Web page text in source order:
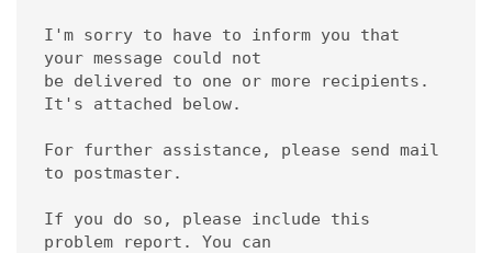
I'm sorry to have to inform you that
your message could not
be delivered to one or more recipients.
It's attached below.
For further assistance, please send mail
to postmaster.
If you do so, please include this
problem report. You can